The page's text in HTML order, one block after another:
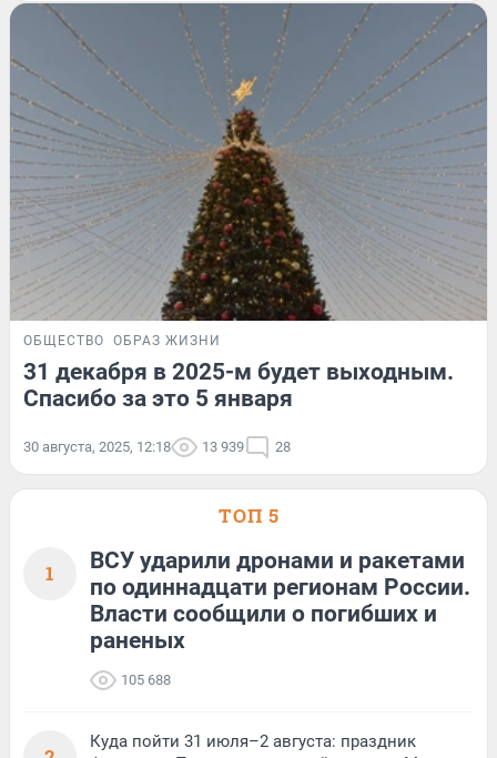
ОБЩЕСТВО ОБРАЗ ЖИЗНИ
31 декабря в 2025-м будет выходным.
Спасибо за это 5 января
30 августа, 2025, 12:18 13 939 28
ТОП 5
1
ВСУ ударили дронами и ракетами
по одиннадцати регионам России.
Власти сообщили о погибших и
раненых
105 688
Куда пойти 31 июля–2 августа: праздник